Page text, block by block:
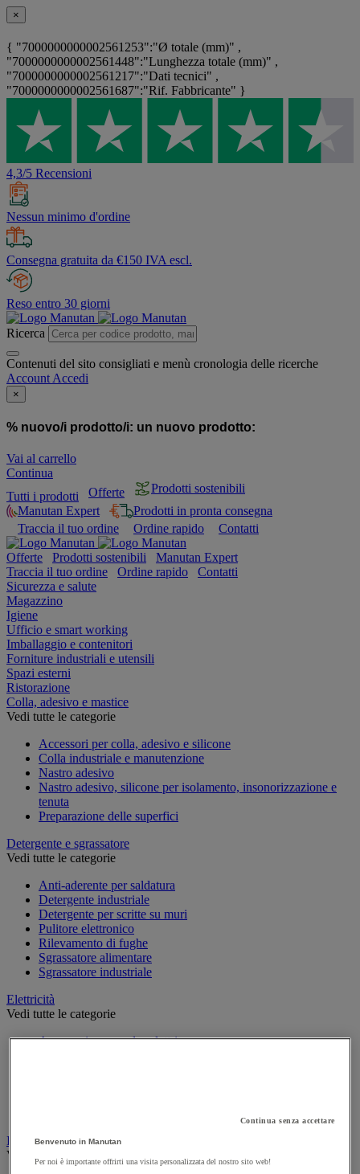
×
{ "7000000000002561253":"Ø totale (mm)" ,
"7000000000002561448":"Lunghezza totale (mm)" ,
"7000000000002561217":"Dati tecnici" ,
"7000000000002561687":"Rif. Fabbricante" }
4,3/5 Recensioni
Nessun minimo d'ordine
Consegna gratuita da €150 IVA escl.
Reso entro 30 giorni
Ricerca
Contenuti del sito consigliati e menù cronologia delle ricerche
Account Accedi
×
% nuovo/i prodotto/i: un nuovo prodotto:
Vai al carrello
Continua
Tutti i prodotti
Offerte
Prodotti sostenibili
Manutan Expert
Prodotti in pronta consegna
Traccia il tuo ordine
Ordine rapido Contatti
Offerte Prodotti sostenibili
Manutan Expert
Traccia il tuo ordine
Ordine rapido
Contatti
Sicurezza e salute
Magazzino
Igiene
Ufficio e smart working
Imballaggio e contenitori
Forniture industriali e utensili
Spazi esterni
Ristorazione
Colla, adesivo e mastice
Vedi tutte le categorie
Accessori per colla, adesivo e silicone
Colla industriale e manutenzione
Nastro adesivo
Nastro adesivo, silicone per isolamento, insonorizzazione e
tenuta
Preparazione delle superfici
Detergente e sgrassatore
Vedi tutte le categorie
Anti-aderente per saldatura
Detergente industriale
Detergente per scritte su muri
Pulitore elettronico
Rilevamento di fughe
Sgrassatore alimentare
Sgrassatore industriale
Elettricità
Vedi tutte le categorie
Accessori per quadro elettrico
Illuminazione
Vedi tutte le categorie
Continua senza accettare
Benvenuto in Manutan
Per noi è importante offrirti una visita personalizzata del nostro sito web!